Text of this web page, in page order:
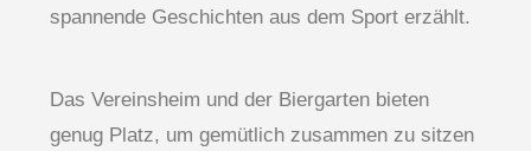
spannende Geschichten aus dem Sport erzählt.
Das Vereinsheim und der Biergarten bieten
genug Platz, um gemütlich zusammen zu sitzen